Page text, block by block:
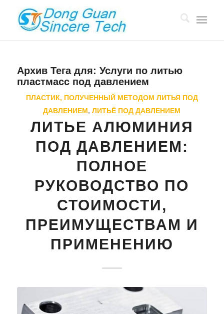
Архив Тега для: Услуги по литью
пластмасс под давлением
ПЛАСТИК, ПОЛУЧЕННЫЙ МЕТОДОМ ЛИТЬЯ ПОД
ДАВЛЕНИЕМ,ЛИТЬЁ ПОД ДАВЛЕНИЕМ
ЛИТЬЕ АЛЮМИНИЯ
ПОД ДАВЛЕНИЕМ:
ПОЛНОЕ
РУКОВОДСТВО ПО
СТОИМОСТИ,
ПРЕИМУЩЕСТВАМ И
ПРИМЕНЕНИЮ